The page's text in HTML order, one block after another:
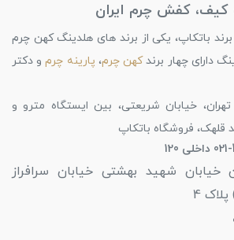
کیف، کفش چرم ایران
برند باتکاپ، یکی از برند های هلدینگ کهن چرم
دارای چهار برندکهن چرم، پارینه چرمو دکتر
تهران، خیابان شریعتی، بین ایستگاه مترو و
قلهک، فروشگاه باتکاپ
خیابان شهید بهشتی خیابان سرافراز
4